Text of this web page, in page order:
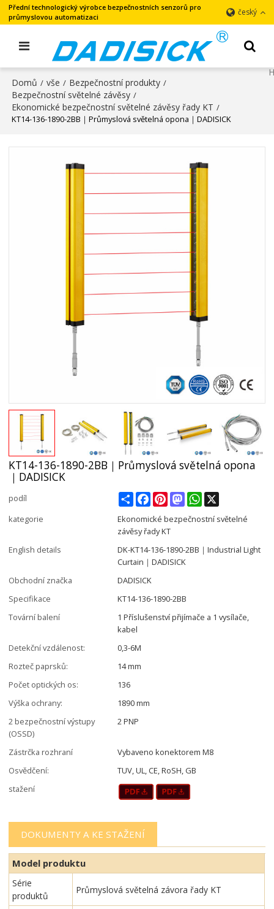
Přední technologický výrobce bezpečnostních senzorů pro
průmyslovou automatizaci
český
Domů / vše / Bezpečnostní produkty /
Bezpečnostní světelné závěsy /
Ekonomické bezpečnostní světelné závěsy řady KT /
KT14-136-1890-2BB｜Průmyslová světelná opona｜DADISICK
KT14-136-1890-2BB｜Průmyslová světelná opona
｜DADISICK
podíl ShareFacebookPinterestMastodonWhatsApp
kategorie
Ekonomické bezpečnostní světelné
závěsy řady KT
English details
DK-KT14-136-1890-2BB｜Industrial Light
Curtain｜DADISICK
Obchodní značka
DADISICK
Specifikace
KT14-136-1890-2BB
Tovární balení
1 Příslušenství přijímače a 1 vysílače,
kabel
Detekční vzdálenost:
0,3-6M
Rozteč paprsků:
14 mm
Počet optických os:
136
Výška ochrany:
1890 mm
2 bezpečnostní výstupy
(OSSD)
2 PNP
Zástrčka rozhraní
Vybaveno konektorem M8
Osvědčení:
TUV, UL, CE, RoSH, GB
stažení
DOKUMENTY A KE STAŽENÍ
Model produktu
Série
produktů
Průmyslová světelná závora řady KT